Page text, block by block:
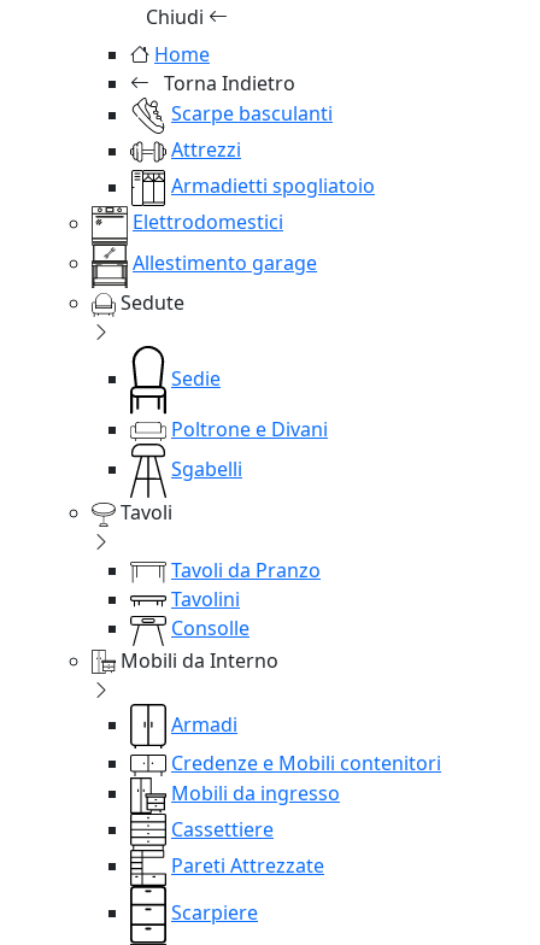
Chiudi
Home
Torna Indietro
Scarpe basculanti
Attrezzi
Armadietti spogliatoio
Elettrodomestici
Allestimento garage
Sedute
Sedie
Poltrone e Divani
Sgabelli
Tavoli
Tavoli da Pranzo
Tavolini
Consolle
Mobili da Interno
Armadi
Credenze e Mobili contenitori
Mobili da ingresso
Cassettiere
Pareti Attrezzate
Scarpiere